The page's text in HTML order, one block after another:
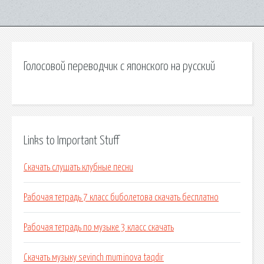
Голосовой переводчик с японского на русский
Links to Important Stuff
Скачать слушать клубные песни
Рабочая тетрадь 7 класс биболетова скачать бесплатно
Рабочая тетрадь по музыке 3 класс скачать
Скачать музыку sevinch muminova taqdir